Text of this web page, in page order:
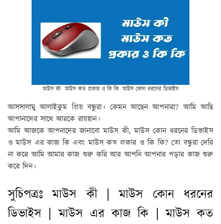
মাউস কী মাউস কত প্রকার ও কি কি মাউস কোন ধরনের ডিভাইস
আসসালামু আলাইকুম প্রিয় বন্ধুরা। কেমন আছেন আপনারা? আমি আছি
আপানাদের সাথে আরকে রায়হান।
আমি আজকে আপনাদের জানাবো মাউস কী, মাউস কোন ধরনের ডিভাইস
ও মাউস এর কাজ কি এবং মাউস কত প্রকার ও কি কি? তো বন্ধুরা দেরি
না করে আমি আমার কাজ শুরু করি আর আপনি আপনার পড়ার কাজ শুরু
করে দিন।
সুচিপত্রঃ মাউস কী | মাউস কোন ধরনের
ডিভাইস | মাউস এর কাজ কি | মাউস কত